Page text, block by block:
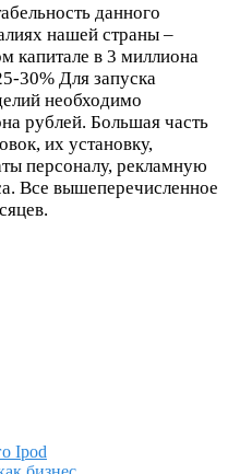
данного
нашей страны –
капитале в 3 миллиона
30% Для запуска
необходимо
рублей. Большая часть
их установку,
персоналу, рекламную
Все вышеперечисленное
Ipod